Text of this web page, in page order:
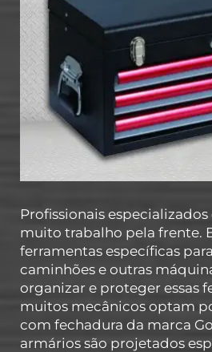
Profissionais
muito trabalho pela frente.
ferramentas específicas
caminhões e outras
organizar e proteger essas
muitos mecânicos optam
com fechadura da marca
armários são projetados